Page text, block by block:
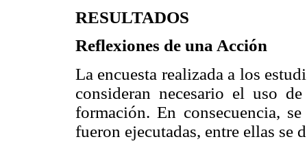
RESULTADOS
Reflexiones de una Acción
La encuesta realizada a los
consideran necesario el uso
formación. En consecuencia,
fueron ejecutadas, entre ellas se